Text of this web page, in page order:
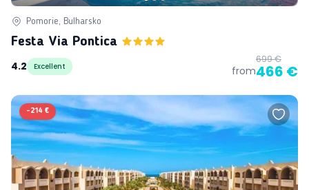
Pomorie, Bulharsko
Festa Via Pontica
4.2
Excellent from
699 €
466 €
-214 €